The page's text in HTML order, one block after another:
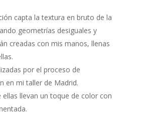
capta la textura en bruto de la
geometrías desiguales y
creadas con mis manos, llenas
por el proceso de
en mi taller de Madrid.
ellas llevan un toque de color con